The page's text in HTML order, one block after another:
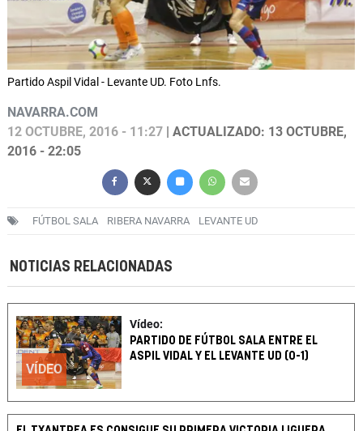
Partido Aspil Vidal - Levante UD. Foto Lnfs.
NAVARRA.COM
12 OCTUBRE, 2016 - 11:27 | ACTUALIZADO: 13 OCTUBRE,
2016 - 22:05
FÚTBOL SALA RIBERA NAVARRA LEVANTE UD
NOTICIAS RELACIONADAS
VÍDEO
Vídeo:
PARTIDO DE FÚTBOL SALA ENTRE EL
ASPIL VIDAL Y EL LEVANTE UD (0-1)